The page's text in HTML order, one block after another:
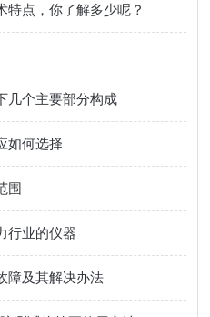
特点，你了解多少呢？
几个主要部分构成
如何选择
围
行业的仪器
障及其解决办法